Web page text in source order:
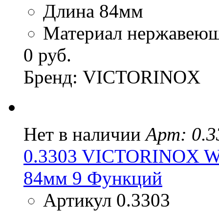
Длина 84мм
Материал
0 руб.
Бренд: VICTORINOX
Нет в наличии Арт:
0.3303 VICTORINOX
84мм 9 Функций
Артикул 0.3303